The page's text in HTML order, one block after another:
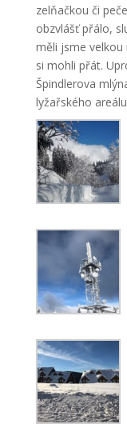
zelňačkou či
obzvlášť přálo,
měli jsme velkou
si mohli přát.
Špindlerova
lyžařského